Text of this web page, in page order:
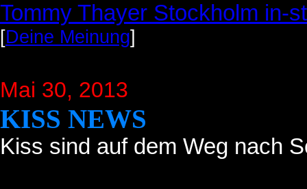
Tommy Thayer Stockholm in-
[Deine Meinung]
Mai 30, 2013
KISS NEWS
Kiss sind auf dem Weg nach